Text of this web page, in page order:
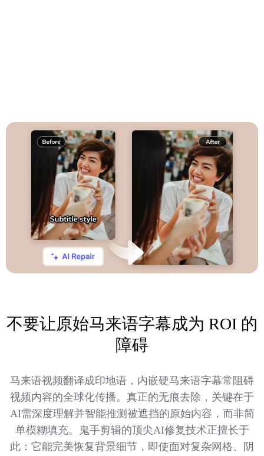
不要让原始马来语字幕成为 ROI 的
障碍
马来语视频翻译成印地语，内嵌硬马来语字幕常阻碍
视频内容的全球化传播。真正的无痕去除，关键在于
AI需深度理解并智能推测被遮挡的原始内容，而非简
单模糊填充。鬼手剪辑的顶尖AI修复技术正擅长于
此：它能完美恢复背景细节，即使面对复杂网格、阴